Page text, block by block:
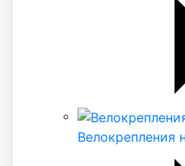
Велокрепления